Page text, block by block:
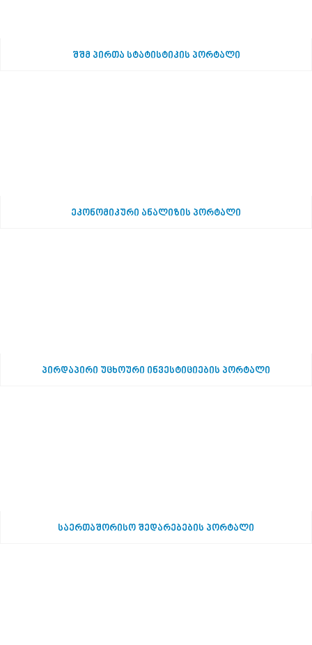
შშმ პირთა სტატისტიკის პორტალი
ეკონომიკური ანალიზის პორტალი
პირდაპირი უცხოური ინვესტიციების პორტალი
საერთაშორისო შედარებების პორტალი